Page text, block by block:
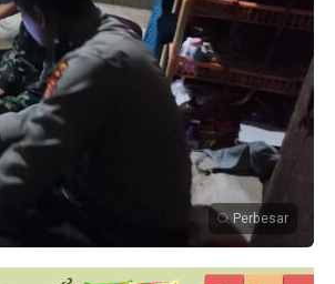
Perbesar